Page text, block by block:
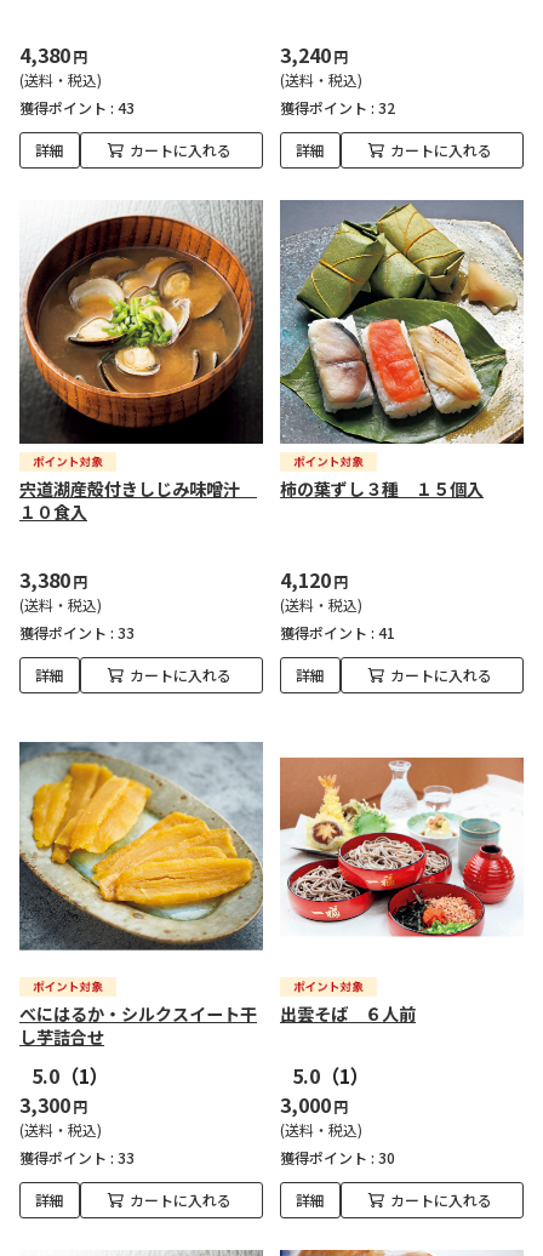
4,380円
(送料・税込)
獲得ポイント : 43
詳細 カートに入れる
3,240円
(送料・税込)
獲得ポイント : 32
詳細 カートに入れる
宍道湖産殻付きしじみ味噌汁
１０食入
3,380円
(送料・税込)
獲得ポイント : 33
詳細 カートに入れる
柿の葉ずし３種 １５個入
4,120円
(送料・税込)
獲得ポイント : 41
詳細 カートに入れる
べにはるか・シルクスイート干
し芋詰合せ
5.0 （1）
3,300円
(送料・税込)
獲得ポイント : 33
詳細 カートに入れる
出雲そば ６人前
5.0 （1）
3,000円
(送料・税込)
獲得ポイント : 30
詳細 カートに入れる